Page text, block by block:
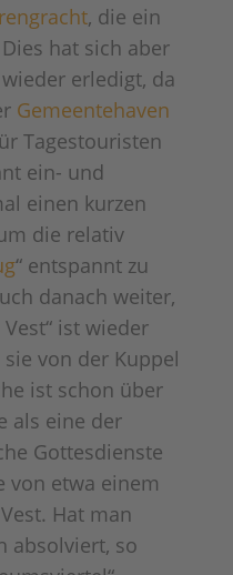
, die ein
hat sich aber
erledigt, da
Gemeentehaven
Tagestouristen
ein- und
einen kurzen
die relativ
“ entspannt zu
danach weiter,
ist wieder
von der Kuppel
ist schon über
als eine der
Gottesdienste
von etwa einem
Hat man
absolviert, so